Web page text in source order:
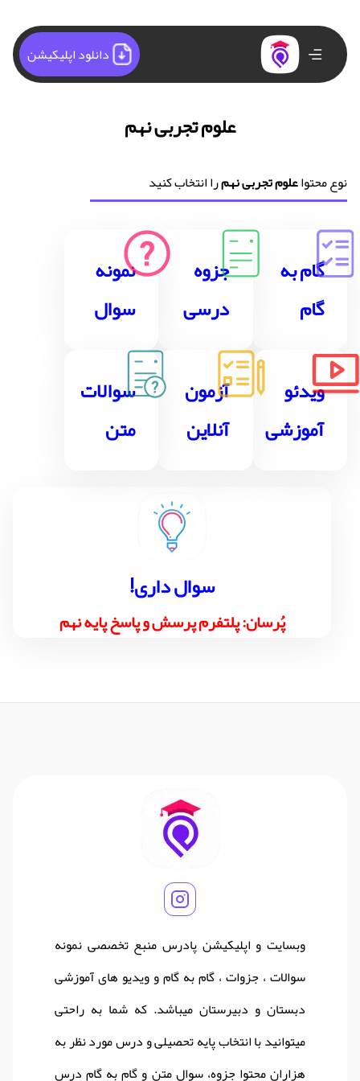
دانلود اپلیکیشن
علوم تجربی نهم
نوع محتواعلوم تجربی نهمرا انتخاب کنید
گام به
گام
جزوه
درسی
نمونه
سوال
ویدئو
آموزشی
آزمون
آنلاین
سوالات
متن
!سوال داری
پُرسان: پلتفرم پرسش و پاسخ پایه نهم
وبسایت و اپلیکیشن پادرس منبع تخصصی نمونه
سوالات ، جزوات ، گام به گام و ویدیو های آموزشی
دبستان و دبیرستان میباشد. که شما به راحتی
میتوانید با انتخاب پایه تحصیلی و درس مورد نظر به
هزاران محتوا جزوه، سوال متن و گام به گام درس